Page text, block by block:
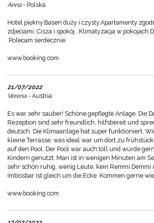
Anna - Polska
Hotel piękny.Basen duży i czysty.Apartamenty
zdjeciami..Cisza i spokój ..Klimatyzacja w
.Polecam serdecznie.
www.booking.com
21/07/2022
Verena - Austria
Es war sehr sauber! Schöne gepflegte Anlage. Die
Rezeption sind sehr freundlich, hilfsbereit und
deutsch. Die Klimaanlage hat super funktioniert.
kleine Terrasse, was ideal war um dort zu
auf den Pool. Der Pool war auch toll und wurde
Kindern genutzt. Man ist in wenigen Minuten am
sehr schön ruhig, wenig Leute, kein Remmi
Imbissbar ist gleich um die Ecke. Kommen gerne
www.booking.com